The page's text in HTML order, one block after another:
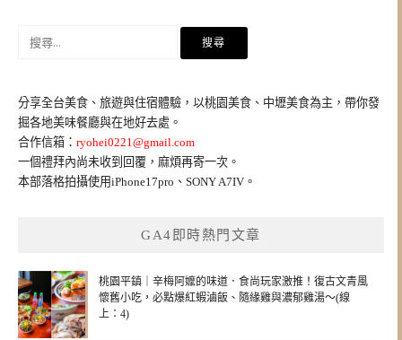
字:
分享全台美食、旅遊與住宿體驗，以桃園美食、中壢美食為主，帶你發
掘各地美味餐廳與在地好去處。
合作信箱： ryohei0221@gmail.com
一個禮拜內尚未收到回覆，麻煩再寄一次。
本部落格拍攝使用iPhone17pro、SONY A7IV。
GA4即時熱門文章
桃園平鎮｜辛梅阿嬤的味道．食尚玩家激推！復古文青風
懷舊小吃，必點爆紅蝦滷飯、隨緣雞與濃郁雞湯～(線
上：4)